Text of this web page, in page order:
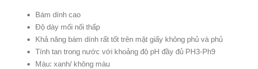
Bám dính cao
Độ dày mối nối thấp
Khả năng bám dính rất tốt trên mặt giấy không phủ và phủ
Tính tan trong nước với khoảng độ pH đầy đủ PH3-Ph9
Màu: xanh/ không màu